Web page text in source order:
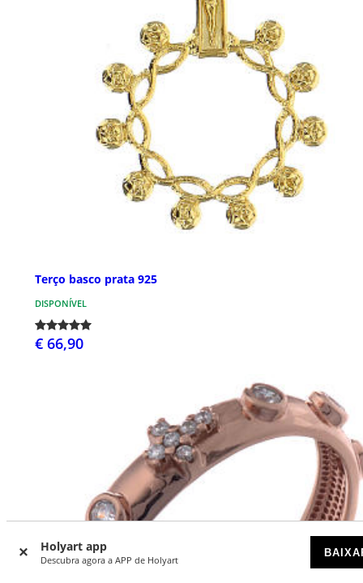
Holyart app
Descubra agora a APP de Holyart
Terço basco prata 925
DISPONÍVEL
€ 66,90